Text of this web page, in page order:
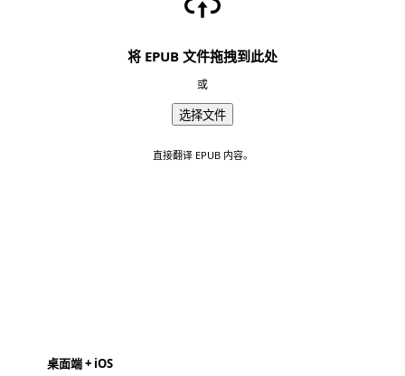
将 EPUB 文件拖拽到此处
或
选择文件
直接翻译 EPUB 内容。
桌面端 + iOS